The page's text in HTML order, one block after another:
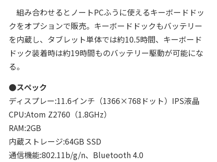
組み合わせるとノートPCふうに使えるキーボードドッ
クをオプションで販売。キーボードドックもバッテリー
を内蔵し、タブレット単体では約10.5時間、キーボード
ドック装着時は約19時間ものバッテリー駆動が可能にな
る。
●スペック
ディスプレー:11.6インチ（1366×768ドット）IPS液晶
CPU:Atom Z2760（1.8GHz）
RAM:2GB
内蔵ストレージ:64GB SSD
通信機能:802.11b/g/n、Bluetooth 4.0